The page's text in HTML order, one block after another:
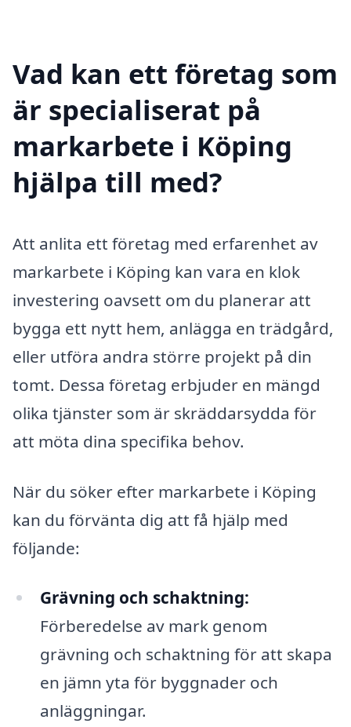
Vad kan ett företag som
är specialiserat på
markarbete i Köping
hjälpa till med?
Att anlita ett företag med erfarenhet av
markarbete i Köping kan vara en klok
investering oavsett om du planerar att
bygga ett nytt hem, anlägga en trädgård,
eller utföra andra större projekt på din
tomt. Dessa företag erbjuder en mängd
olika tjänster som är skräddarsydda för
att möta dina specifika behov.
När du söker efter markarbete i Köping
kan du förvänta dig att få hjälp med
följande:
Grävning och schaktning:
Förberedelse av mark genom
grävning och schaktning för att skapa
en jämn yta för byggnader och
anläggningar.